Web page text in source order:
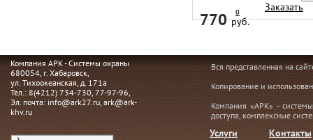
770 0
руб.
Заказать
Компания АРК - Системы охраны
680054, г. Хабаровск,
ул. Тихоокеанская, д. 171а
Тел.: 8(4212) 734-730, 77-97-96,
Эл. почта: info@ark27.ru, ark@ark-
khv.ru
Вся представленная на
Копирование и
Компания «АРК» -
доступа, комплексные
Услуги
Контакты